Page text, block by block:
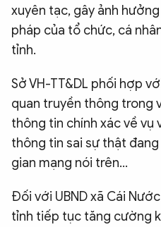
xuyên tạc, gây ảnh
pháp của tổ chức, cá
tỉnh.
Sở VH-TT&DL phối hợp
quan truyền thông trong
thông tin chính xác về vụ
thông tin sai sự thật
gian mạng nói trên…
Đối với UBND xã Cái
tỉnh tiếp tục tăng cường